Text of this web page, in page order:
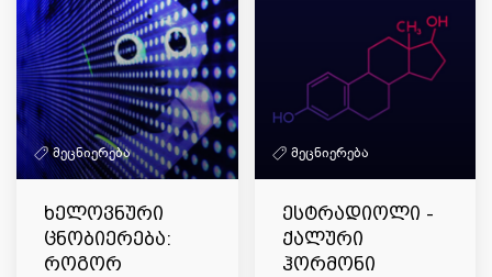
მეცნიერება
ხელოვნური
ცნობიერება:
როგორ
მეცნიერება
ესტრადიოლი -
ქალური
ჰორმონი